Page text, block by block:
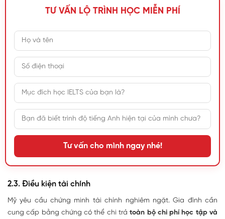
TƯ VẤN LỘ TRÌNH HỌC MIỄN PHÍ
Tư vấn cho mình ngay nhé!
2.3. Điều kiện tài chính
Mỹ yêu cầu chứng minh tài chính nghiêm ngặt. Gia đình cần
cung cấp bằng chứng có thể chi trảtoàn bộ chi phí học tập và